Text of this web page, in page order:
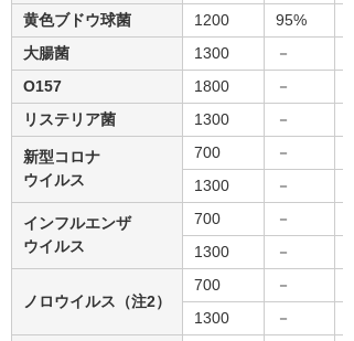
黄色ブドウ球菌
1200 95%
大腸菌
1300 －
O157
1800 －
リステリア菌
1300 －
新型コロナ
ウイルス
700 －
1300
－
インフルエンザ
ウイルス
700 －
1300
－
ノロウイルス（注2）
700 －
1300
－